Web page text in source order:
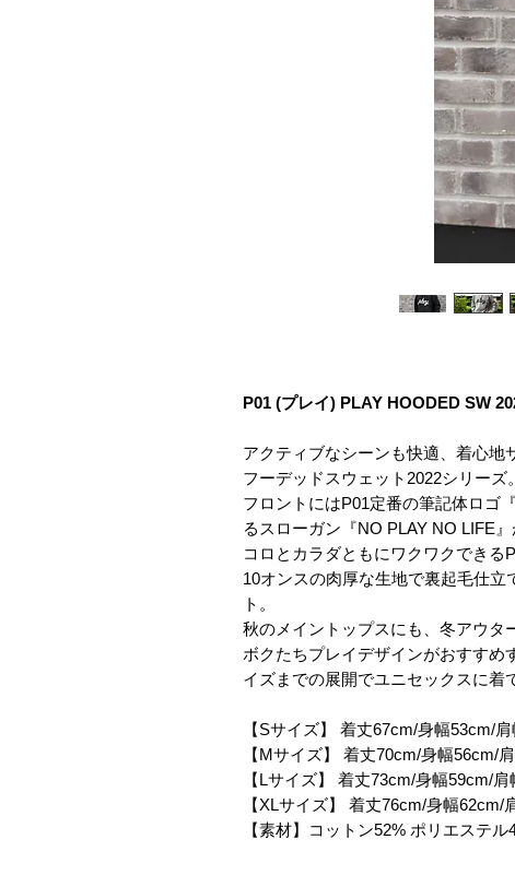
P01 (プレイ) PLAY HOODED SW
アクティブなシーンも快適、着心地
フーデッドスウェット2022シリーズ。
フロントにはP01定番の筆記体ロゴ
るスローガン『NO PLAY NO LIFE
コロとカラダともにワクワクできる
10オンスの肉厚な生地で裏起毛仕
ト。
秋のメイントップスにも、冬アウタ
ボクたちプレイデザインがおすすめ
イズまでの展開でユニセックスに着
【Sサイズ】 着丈67cm/身幅53cm/
【Mサイズ】 着丈70cm/身幅56cm/
【Lサイズ】 着丈73cm/身幅59cm/
【XLサイズ】 着丈76cm/身幅62cm/
【素材】コットン52% ポリエステル